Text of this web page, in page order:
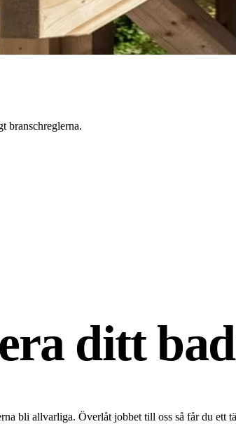
branschreglerna.
ditt
bli allvarliga. Överlåt jobbet till oss så får du ett